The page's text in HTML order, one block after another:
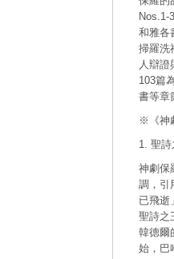
Nos.1-
和雅各
掃羅洗
人辯證
103篇
書等章
※《神
1. 聖詩
神劇保
調，引
已飛逝
聖詩之
韓德爾
始，巴